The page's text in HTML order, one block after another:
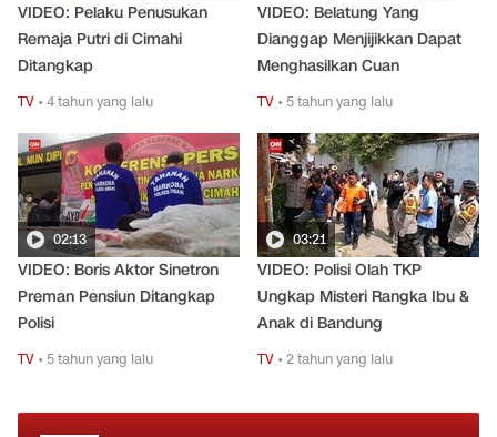
VIDEO: Pelaku Penusukan
Remaja Putri di Cimahi
Ditangkap
TV •4 tahun yang lalu
VIDEO: Belatung Yang
Dianggap Menjijikkan Dapat
Menghasilkan Cuan
TV • 5 tahun yang lalu
02:13
VIDEO: Boris Aktor Sinetron
Preman Pensiun Ditangkap
Polisi
TV • 5 tahun yang lalu
03:21
VIDEO: Polisi Olah TKP
Ungkap Misteri Rangka Ibu &
Anak di Bandung
TV •2 tahun yang lalu